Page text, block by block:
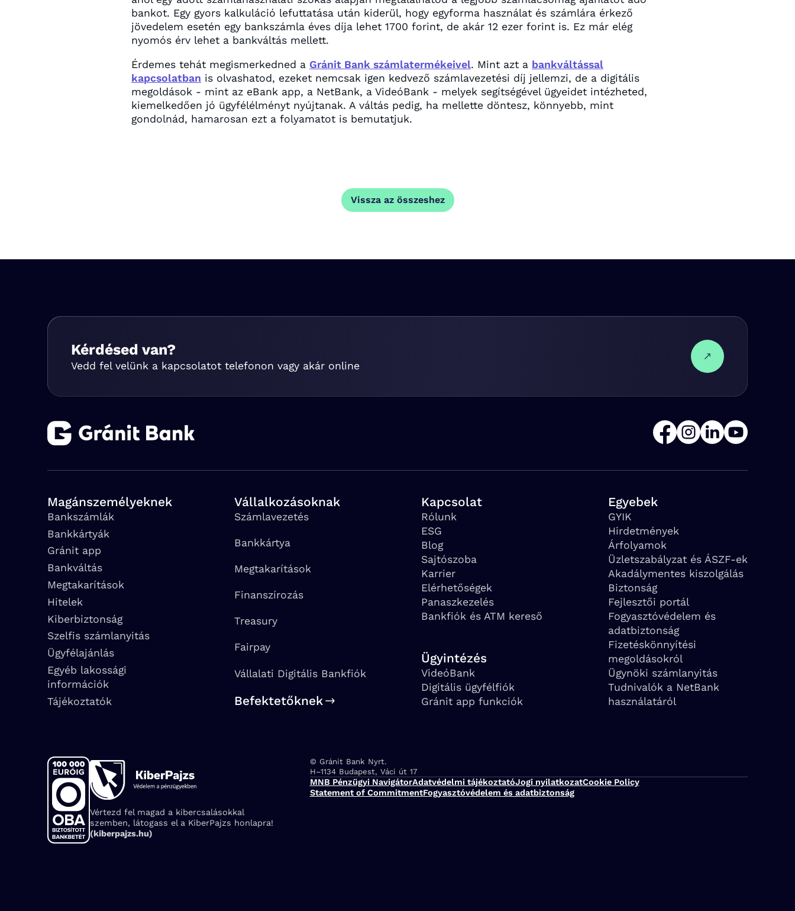
bankot. Egy gyors kalkuláció lefuttatása után kiderül, hogy egyforma használat és számlára érkező
jövedelem esetén egy bankszámla éves díja lehet 1700 forint, de akár 12 ezer forint is. Ez már elég
nyomós érv lehet a bankváltás mellett.
Érdemes tehát megismerkedned a Gránit Bank számlatermékeivel. Mint azt a bankváltással
kapcsolatban is olvashatod, ezeket nemcsak igen kedvező számlavezetési díj jellemzi, de a digitális
megoldások - mint az eBank app, a NetBank, a VideóBank - melyek segítségével ügyeidet intézheted,
kiemelkedően jó ügyfélélményt nyújtanak. A váltás pedig, ha mellette döntesz, könnyebb, mint
gondolnád, hamarosan ezt a folyamatot is bemutatjuk.
Vissza az összeshez
Kérdésed van?
Vedd fel velünk a kapcsolatot telefonon vagy akár online
Magánszemélyeknek
Bankszámlák
Bankkártyák
Gránit app
Bankváltás
Megtakarítások
Hitelek
Kiberbiztonság
Szelfis számlanyitás
Ügyfélajánlás
Egyéb lakossági
információk
Tájékoztatók
Vállalkozásoknak
Számlavezetés
Bankkártya
Megtakarítások
Finanszírozás
Treasury
Fairpay
Vállalati Digitális Bankfiók
Befektetőknek
Kapcsolat
Rólunk
ESG
Blog
Sajtószoba
Karrier
Elérhetőségek
Panaszkezelés
Bankfiók és ATM kereső
Ügyintézés
VideóBank
Digitális ügyfélfiók
Gránit app funkciók
Egyebek
GYIK
Hirdetmények
Árfolyamok
Üzletszabályzat és ÁSZF-ek
Akadálymentes kiszolgálás
Biztonság
Fejlesztői portál
Fogyasztóvédelem és
adatbiztonság
Fizetéskönnyítési
megoldásokról
Ügynöki számlanyitás
Tudnivalók a NetBank
használatáról
Vértezd fel magad a kibercsalásokkal
szemben, látogass el a KiberPajzs honlapra!
(kiberpajzs.hu)
© Gránit Bank Nyrt.
Cím:
H–1134 Budapest, Váci út 17
MNB Pénzügyi NavigátorAdatvédelmi tájékoztatóJogi nyilatkozatCookie Policy
Statement of CommitmentFogyasztóvédelem és adatbiztonság